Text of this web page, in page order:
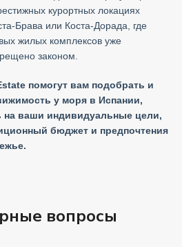
курортных локациях
Брава или Коста-Дорада, где
жилых комплексов уже
законом.
помогут вам подобрать и
у моря в Испании,
на ваши индивидуальные цели,
бюджет и предпочтения
вопросы